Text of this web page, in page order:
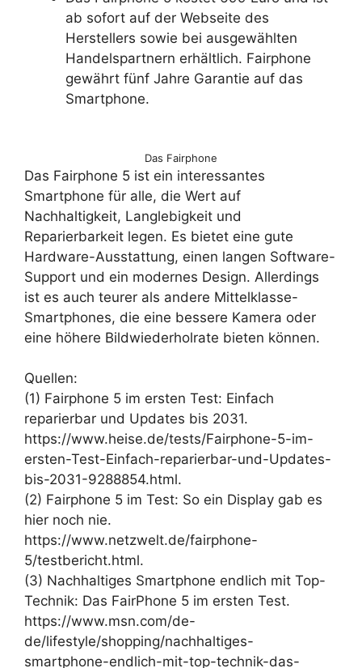
ab sofort auf der Webseite des
Herstellers sowie bei ausgewählten
Handelspartnern erhältlich. Fairphone
gewährt fünf Jahre Garantie auf das
Smartphone.
Das Fairphone
Das Fairphone 5 ist ein interessantes
Smartphone für alle, die Wert auf
Nachhaltigkeit, Langlebigkeit und
Reparierbarkeit legen. Es bietet eine gute
Hardware-Ausstattung, einen langen Software-
Support und ein modernes Design. Allerdings
ist es auch teurer als andere Mittelklasse-
Smartphones, die eine bessere Kamera oder
eine höhere Bildwiederholrate bieten können.
Quellen:
(1) Fairphone 5 im ersten Test: Einfach
reparierbar und Updates bis 2031.
https://www.heise.de/tests/Fairphone-5-im-
ersten-Test-Einfach-reparierbar-und-Updates-
bis-2031-9288854.html.
(2) Fairphone 5 im Test: So ein Display gab es
hier noch nie.
https://www.netzwelt.de/fairphone-
5/testbericht.html.
(3) Nachhaltiges Smartphone endlich mit Top-
Technik: Das FairPhone 5 im ersten Test.
https://www.msn.com/de-
de/lifestyle/shopping/nachhaltiges-
smartphone-endlich-mit-top-technik-das-